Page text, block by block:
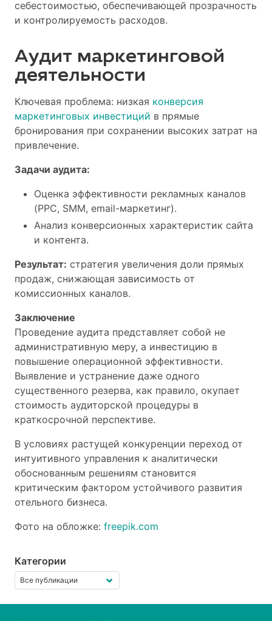
Категории
себестоимостью, обеспечивающей прозрачность
и контролируемость расходов.
Аудит маркетинговой
деятельности
Ключевая проблема: низкая конверсия
маркетинговых инвестиций в прямые
бронирования при сохранении высоких затрат на
привлечение.
Задачи аудита:
Оценка эффективности рекламных каналов
(PPC, SMM, email-маркетинг).
Анализ конверсионных характеристик сайта
и контента.
Результат: стратегия увеличения доли прямых
продаж, снижающая зависимость от
комиссионных каналов.
Заключение
Проведение аудита представляет собой не
административную меру, а инвестицию в
повышение операционной эффективности.
Выявление и устранение даже одного
существенного резерва, как правило, окупает
стоимость аудиторской процедуры в
краткосрочной перспективе.
В условиях растущей конкуренции переход от
интуитивного управления к аналитически
обоснованным решениям становится
критическим фактором устойчивого развития
отельного бизнеса.
Фото на обложке: freepik.com